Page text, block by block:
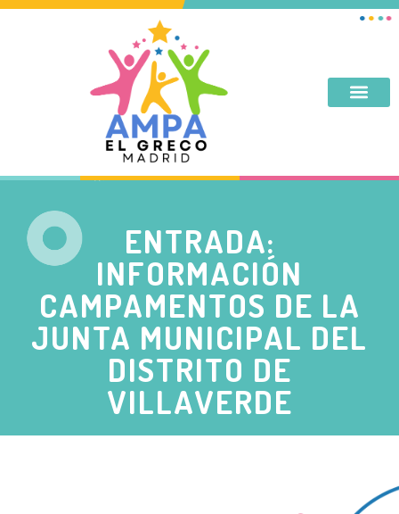
ENTRADA:
INFORMACIÓN
CAMPAMENTOS DE LA
JUNTA MUNICIPAL DEL
DISTRITO DE
VILLAVERDE